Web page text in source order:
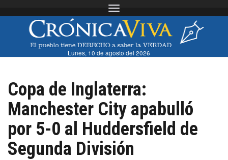
Toggle navigation
Lunes, 10 de agosto del 2026
Copa de Inglaterra:
Manchester City apabulló
por 5-0 al Huddersfield de
Segunda División